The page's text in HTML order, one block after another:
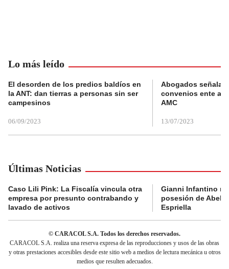
Lo más leído
El desorden de los predios baldíos en
la ANT: dan tierras a personas sin ser
campesinos
06/09/2023
Abogados
convenios ente
AMC
13/07/2023
Últimas Noticias
Caso Lili Pink: La Fiscalía vincula otra
empresa por presunto contrabando y
lavado de activos
Gianni Infantino
posesión de
Espriella
© CARACOL S.A. Todos los derechos reservados.
CARACOL S.A. realiza una reserva expresa de las reproducciones y usos de las obras
y otras prestaciones accesibles desde este sitio web a medios de lectura mecánica u otros
medios que resulten adecuados.